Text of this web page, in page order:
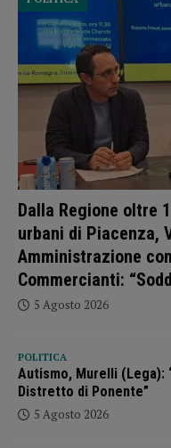
Dalla Regione oltre
urbani di Piacenza,
Amministrazione
Commercianti:
5 Agosto 2026
POLITICA
Autismo, Murelli (Lega):
Distretto di Ponente”
5 Agosto 2026